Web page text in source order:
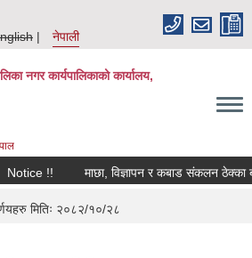
नेपाली
नगर कार्यपालिकाको कार्यालय,
!! माछा, विज्ञापन र कबाड संकलन ठेक्का
मितिः २०८२/१०/२८